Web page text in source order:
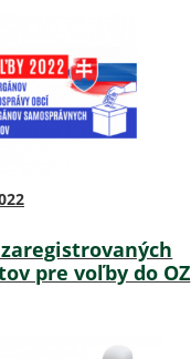
pre voľby do OZ